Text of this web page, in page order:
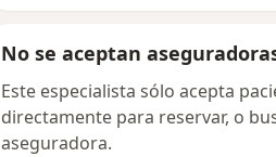
No se aceptan
Este especialista sólo acepta
directamente para reservar, o
aseguradora.